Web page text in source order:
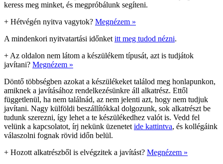
keress meg minket, és megpróbálunk segíteni.
+ Hétvégén nyitva vagytok? Megnézem »
A mindenkori nyitvatartási időnket itt meg tudod nézni.
+ Az oldalon nem látom a készülékem típusát, azt is tudjátok
javítani? Megnézem »
Döntő többségben azokat a készülékeket találod meg honlapunkon,
amiknek a javításához rendelkezésünkre áll alkatrész. Ettől
függetlenül, ha nem találnád, az nem jelenti azt, hogy nem tudjuk
javítani. Nagy külföldi beszállítókkal dolgozunk, sok alkatrészt be
tudunk szerezni, így lehet a te készülékedhez valót is. Vedd fel
velünk a kapcsolatot, írj nekünk üzenetet ide kattintva, és kollégáink
válaszolni fognak rövid időn belül.
+ Hozott alkatrészből is elvégzitek a javítást? Megnézem »